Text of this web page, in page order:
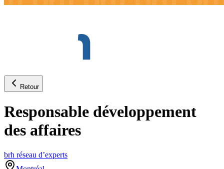
Retour
Responsable développement
des affaires
brh réseau d’experts